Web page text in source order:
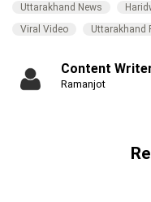
Uttarakhand News
Viral Video
Uttarakhand
Content
Ramanjot